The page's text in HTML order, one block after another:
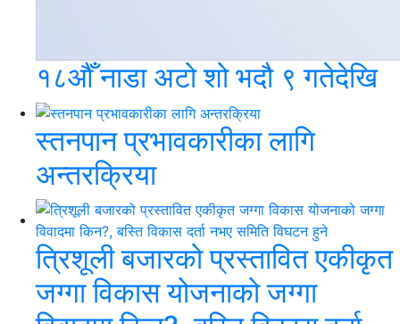
१८औँ नाडा अटो शो भदौ ९ गतेदेखि
स्तनपान प्रभावकारीका लागि
अन्तरक्रिया
त्रिशूली बजारको प्रस्तावित एकीकृत
जग्गा विकास योजनाको जग्गा